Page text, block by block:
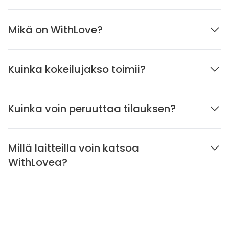
Mikä on WithLove?
Kuinka kokeilujakso toimii?
Kuinka voin peruuttaa tilauksen?
Millä laitteilla voin katsoa
WithLovea?